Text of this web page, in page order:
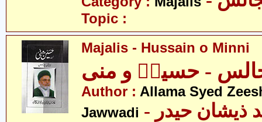
Topic :
Majalis - Hussain o Minni
- حسینؑ و منی
Author : Allama Syed
Jawwadi - علامہ سید ذیشان حیدر